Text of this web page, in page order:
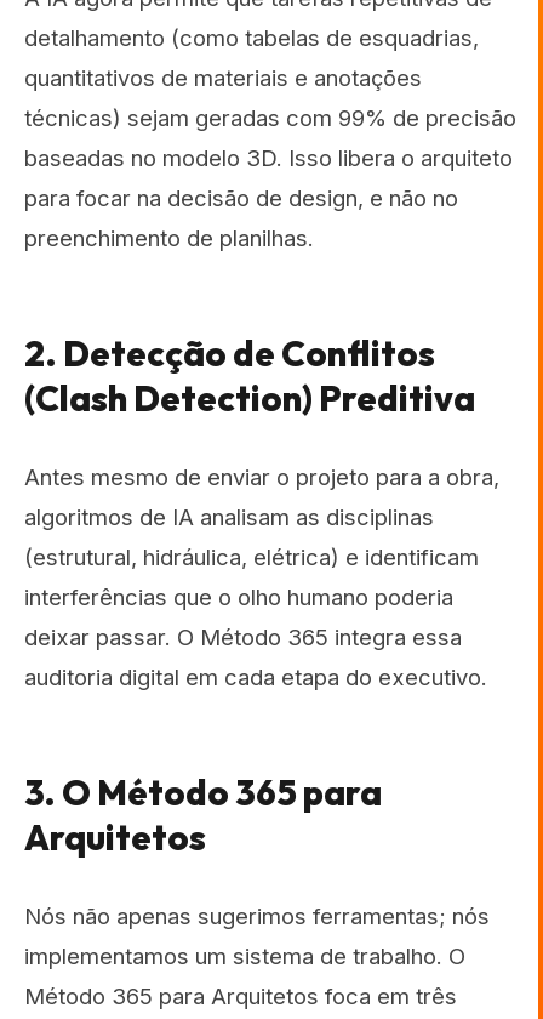
detalhamento (como tabelas de esquadrias,
quantitativos de materiais e anotações
técnicas) sejam geradas com 99% de precisão
baseadas no modelo 3D. Isso libera o arquiteto
para focar na decisão de design, e não no
preenchimento de planilhas.
2. Detecção de Conflitos
(Clash Detection) Preditiva
Antes mesmo de enviar o projeto para a obra,
algoritmos de IA analisam as disciplinas
(estrutural, hidráulica, elétrica) e identificam
interferências que o olho humano poderia
deixar passar. O Método 365 integra essa
auditoria digital em cada etapa do executivo.
3. O Método 365 para
Arquitetos
Nós não apenas sugerimos ferramentas; nós
implementamos um sistema de trabalho. O
Método 365 para Arquitetos foca em três